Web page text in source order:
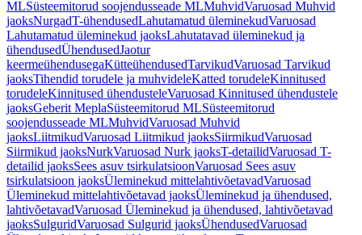
MLSüsteemitorud soojendusseade MLMuhvidVaruosad Muhvid
jaoksNurgadT-ühendusedLahutamatud üleminekudVaruosad
Lahutamatud üleminekud jaoksLahutatavad üleminekud ja
ühendusedÜhendusedJaotur
keermeühendusegaKütteühendusedTarvikudVaruosad Tarvikud
jaoksTihendid torudele ja muhvideleKatted torudeleKinnitused
torudeleKinnitused ühendusteleVaruosad Kinnitused ühendustele
jaoksGeberit MeplaSüsteemitorud MLSüsteemitorud
soojendusseade MLMuhvidVaruosad Muhvid
jaoksLiitmikudVaruosad Liitmikud jaoksSiirmikudVaruosad
Siirmikud jaoksNurkVaruosad Nurk jaoksT-detailidVaruosad T-
detailid jaoksSees asuv tsirkulatsioonVaruosad Sees asuv
tsirkulatsioon jaoksÜleminekud mittelahtivõetavadVaruosad
Üleminekud mittelahtivõetavad jaoksÜleminekud ja ühendused,
lahtivõetavadVaruosad Üleminekud ja ühendused, lahtivõetavad
jaoksSulguridVaruosad Sulgurid jaoksÜhendusedVaruosad